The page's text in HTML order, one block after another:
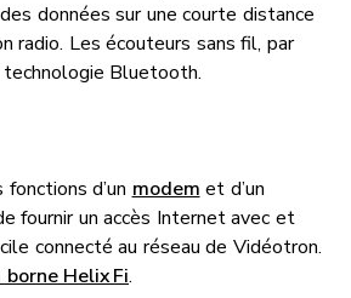
données sur une courte distance
radio. Les écouteurs sans fil, par
Bluetooth.
d’un modem et d’un
fournir un accès Internet avec et
connecté au réseau de Vidéotron.
Helix Fi.